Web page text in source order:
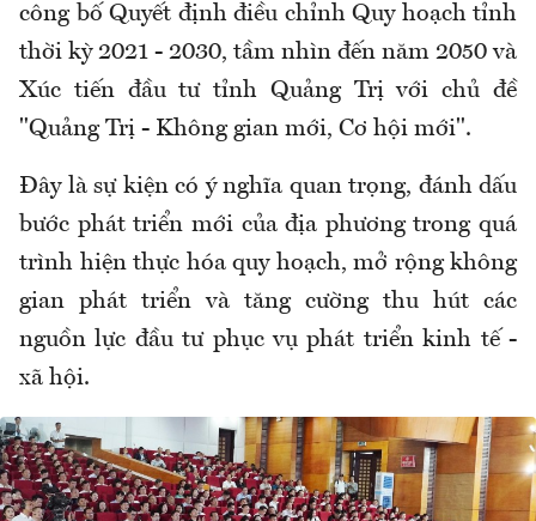
công bố Quyết định điều chỉnh Quy hoạch tỉnh
thời kỳ 2021 - 2030, tầm nhìn đến năm 2050 và
Xúc tiến đầu tư tỉnh Quảng Trị với chủ đề
"Quảng Trị - Không gian mới, Cơ hội mới".
Đây là sự kiện có ý nghĩa quan trọng, đánh dấu
bước phát triển mới của địa phương trong quá
trình hiện thực hóa quy hoạch, mở rộng không
gian phát triển và tăng cường thu hút các
nguồn lực đầu tư phục vụ phát triển kinh tế -
xã hội.